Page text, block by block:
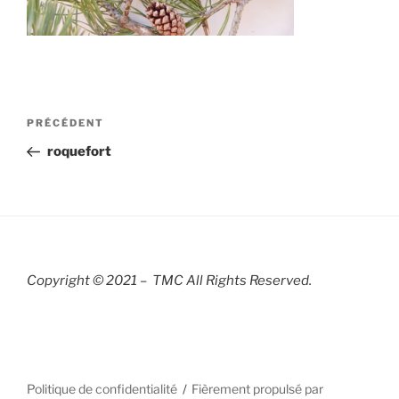
Navigation
l’article
Article
précédent
PRÉCÉDENT
roquefort
Copyright © 2021 – TMC All Rights Reserved.
Politique de confidentialité Fièrement propulsé par